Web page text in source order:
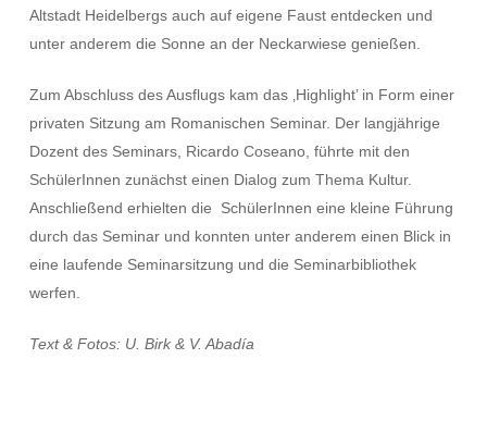
Altstadt Heidelbergs auch auf eigene Faust entdecken und
unter anderem die Sonne an der Neckarwiese genießen.
Zum Abschluss des Ausflugs kam das ‚Highlight’ in Form einer
privaten Sitzung am Romanischen Seminar. Der langjährige
Dozent des Seminars, Ricardo Coseano, führte mit den
SchülerInnen zunächst einen Dialog zum Thema Kultur.
Anschließend erhielten die SchülerInnen eine kleine Führung
durch das Seminar und konnten unter anderem einen Blick in
eine laufende Seminarsitzung und die Seminarbibliothek
werfen.
Text & Fotos: U. Birk & V. Abadía